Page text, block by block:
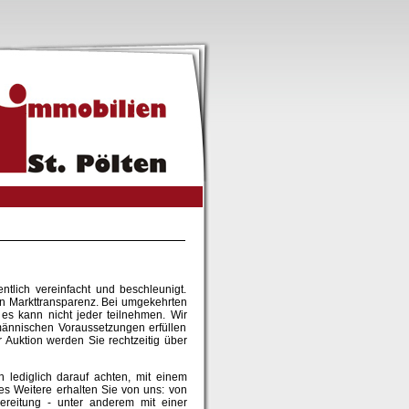
vereinfacht und beschleunigt.
Markttransparenz. Bei umgekehrten
kann nicht jeder teilnehmen. Wir
Voraussetzungen erfüllen
werden Sie rechtzeitig über
lediglich darauf achten, mit einem
Weitere erhalten Sie von uns: von
- unter anderem mit einer